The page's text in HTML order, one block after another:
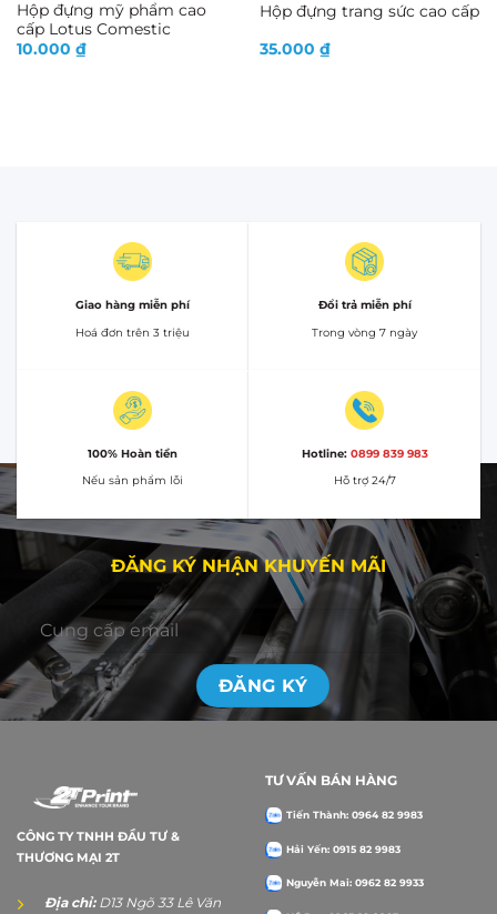
Hộp đựng mỹ phẩm cao
cấp Lotus Comestic
10.000 ₫
Hộp đựng trang sức cao cấp
35.000 ₫
Giao hàng miễn phí
Hoá đơn trên 3 triệu
Đổi trả miễn phí
Trong vòng 7 ngày
100% Hoàn tiền
Nếu sản phẩm lỗi
Hotline: 0899 839 983
Hỗ trợ 24/7
ĐĂNG KÝ NHẬN KHUYẾN MÃI
CÔNG TY TNHH ĐẦU TƯ &
THƯƠNG MẠI 2T
Địa chỉ:D13 Ngõ 33 Lê Văn
TƯ VẤN BÁN HÀNG
Tiến Thành: 0964 82 9983
Hải Yến: 0915 82 9983
Nguyễn Mai: 0962 82 9933